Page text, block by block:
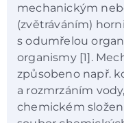
mechanickým
(zvětráváním)
s odumřelou
organismy [1].
způsobeno např.
a rozmrzáním
chemickém